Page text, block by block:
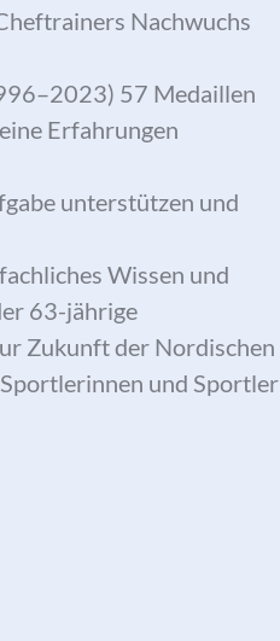
Nachwuchs
57 Medaillen
Erfahrungen
unterstützen und
Wissen und
63-jährige
Zukunft der Nordischen
und Sportler